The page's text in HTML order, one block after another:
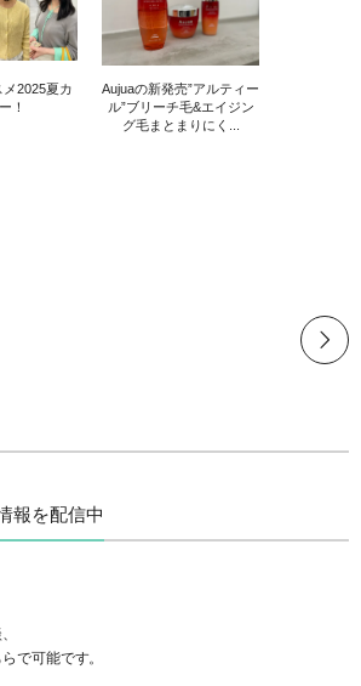
2025夏カ
！
Aujuaの新発売”アルティー
ル”ブリーチ毛&エイジン
グ毛まとまりにく...
報を配信中
で可能です。